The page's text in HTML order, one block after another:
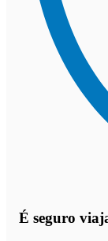
É seguro